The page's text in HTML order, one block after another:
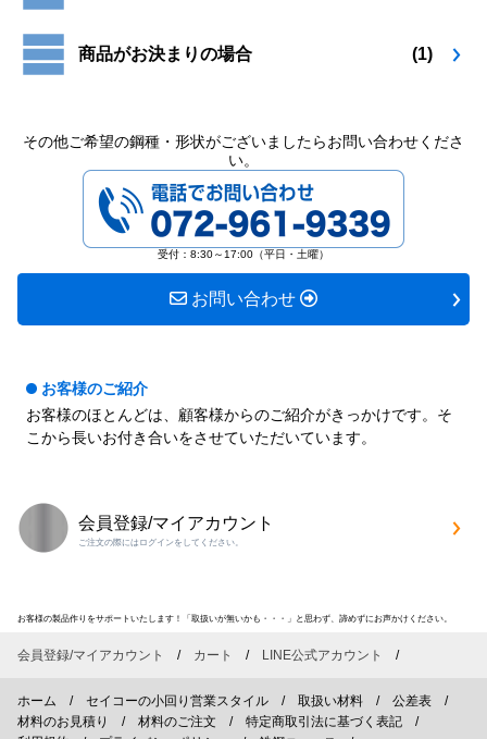
商品がお決まりの場合 (1)
その他ご希望の鋼種・形状がございましたらお問い合わせくださ
い。
072-961-9339
受付：8:30～17:00（平日・土曜）
お問い合わせ
お客様のご紹介
お客様のほとんどは、顧客様からのご紹介がきっかけです。そ
こから長いお付き合いをさせていただいています。
会員登録/マイアカウント
ご注文の際にはログインをしてください。
お客様の製品作りをサポートいたします！「取扱いが無いかも・・・」と思わず、諦めずにお声かけください。
会員登録/マイアカウント カート LINE公式アカウント
ホーム セイコーの小回り営業スタイル 取扱い材料
公差表
材料のお見積り
材料のご注文
特定商取引法に基づく表記